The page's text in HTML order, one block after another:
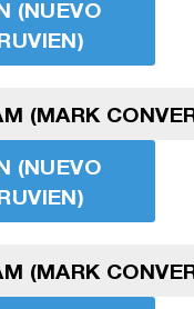
(NUEVO
(MARK
(NUEVO
(MARK